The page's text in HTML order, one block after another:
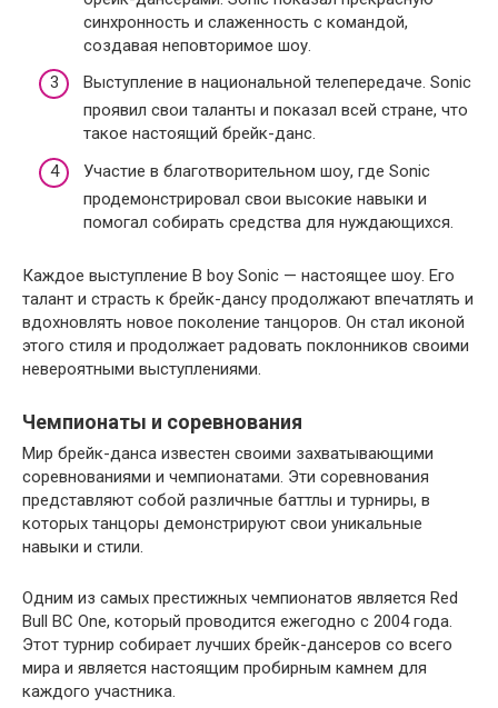
синхронность и слаженность с командой,
создавая неповторимое шоу.
Выступление в национальной телепередаче. Sonic
проявил свои таланты и показал всей стране, что
такое настоящий брейк-данс.
Участие в благотворительном шоу, где Sonic
продемонстрировал свои высокие навыки и
помогал собирать средства для нуждающихся.
Каждое выступление B boy Sonic — настоящее шоу. Его
талант и страсть к брейк-дансу продолжают впечатлять и
вдохновлять новое поколение танцоров. Он стал иконой
этого стиля и продолжает радовать поклонников своими
невероятными выступлениями.
Чемпионаты и соревнования
Мир брейк-данса известен своими захватывающими
соревнованиями и чемпионатами. Эти соревнования
представляют собой различные баттлы и турниры, в
которых танцоры демонстрируют свои уникальные
навыки и стили.
Одним из самых престижных чемпионатов является Red
Bull BC One, который проводится ежегодно с 2004 года.
Этот турнир собирает лучших брейк-дансеров со всего
мира и является настоящим пробирным камнем для
каждого участника.